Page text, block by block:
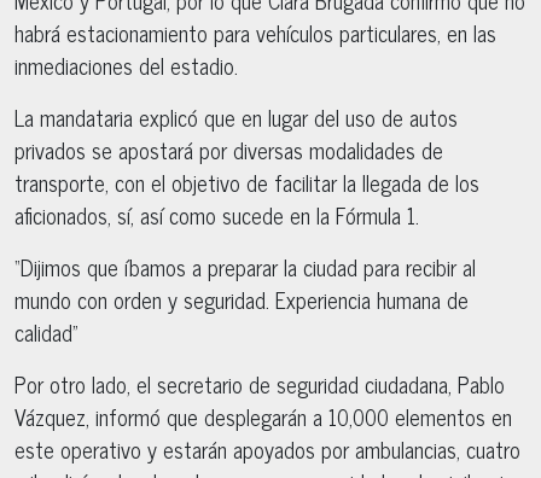
habrá estacionamiento para vehículos particulares, en las
inmediaciones del estadio.
La mandataria explicó que en lugar del uso de autos
privados se apostará por diversas modalidades de
transporte, con el objetivo de facilitar la llegada de los
aficionados, sí, así como sucede en la Fórmula 1.
“Dijimos que íbamos a preparar la ciudad para recibir al
mundo con orden y seguridad. Experiencia humana de
calidad”
Por otro lado, el secretario de seguridad ciudadana, Pablo
Vázquez, informó que desplegarán a 10,000 elementos en
este operativo y estarán apoyados por ambulancias, cuatro